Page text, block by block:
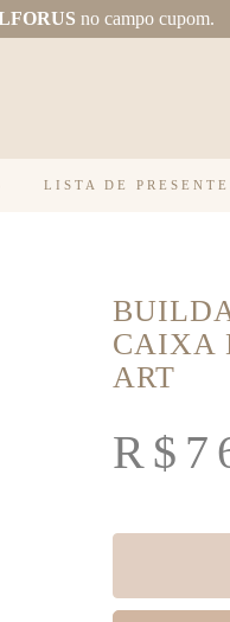
no campo cupom.
LISTA DE
CAIXA
ART
R$